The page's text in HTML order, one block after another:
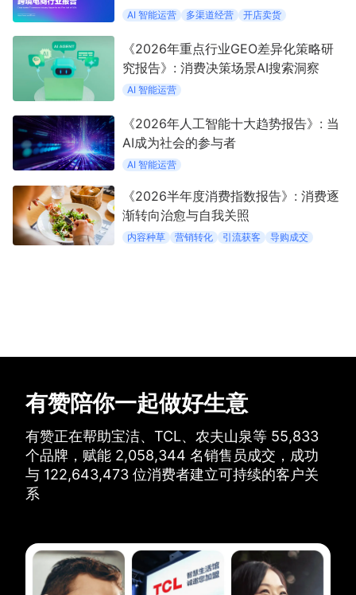
AI 智能运营 多渠道经营 开店卖货
《2026年重点行业GEO差异化策略研
究报告》: 消费决策场景AI搜索洞察
AI 智能运营
《2026年人工智能十大趋势报告》: 当
AI成为社会的参与者
AI 智能运营
《2026半年度消费指数报告》: 消费逐
渐转向治愈与自我关照
内容种草 营销转化 引流获客 导购成交
有赞陪你一起做好生意
有赞正在帮助宝洁、TCL、农夫山泉等 55,833
个品牌， 赋能 2,058,344 名销售员成交， 成功
与 122,643,473 位消费者建立可持续的客户关
系